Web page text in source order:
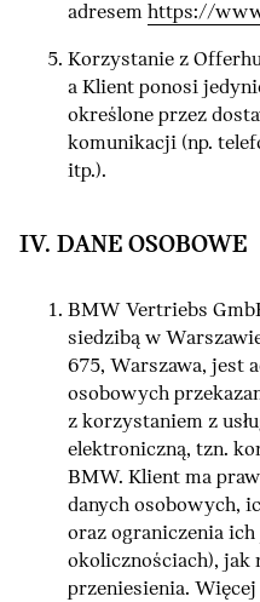
adresem https://
Korzystanie z
a Klient ponosi
określone przez
komunikacji (np.
itp.).
IV. DANE OSOBOWE
BMW Vertriebs
siedzibą w
675, Warszawa, jest
osobowych
z korzystaniem z
elektroniczną, tzn.
BMW. Klient ma
danych osobowych,
oraz ograniczenia
okolicznościach), jak
przeniesienia.